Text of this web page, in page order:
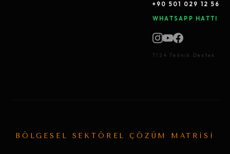
+90 501 029 12 56
WHATSAPP HATTI
7/24 Teknik Destek
BÖLGESEL SEKTÖREL ÇÖZÜM MATRİSİ